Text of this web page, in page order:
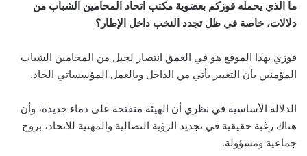
ما الذي يحمله فوزكم بعضوية مكتب اتحاد المحامين الشباب من
دلالات، خاصة في ظل تجدد النخب داخل الإطار؟
فوزي بهذا الموقع هو في العمق انتصار لجيل من المحامين الشباب
المؤمنين بأن التغيير يأتي من الداخل وبالعمل المؤسساتي الجاد.
الدلالة الأساسية في نظري أن الهيئة منفتحة على دماء جديدة، وأن
هناك رغبة حقيقية في تجديد الرؤية النضالية والمهنية للاتحاد، بروح
جماعية ومسؤولة.